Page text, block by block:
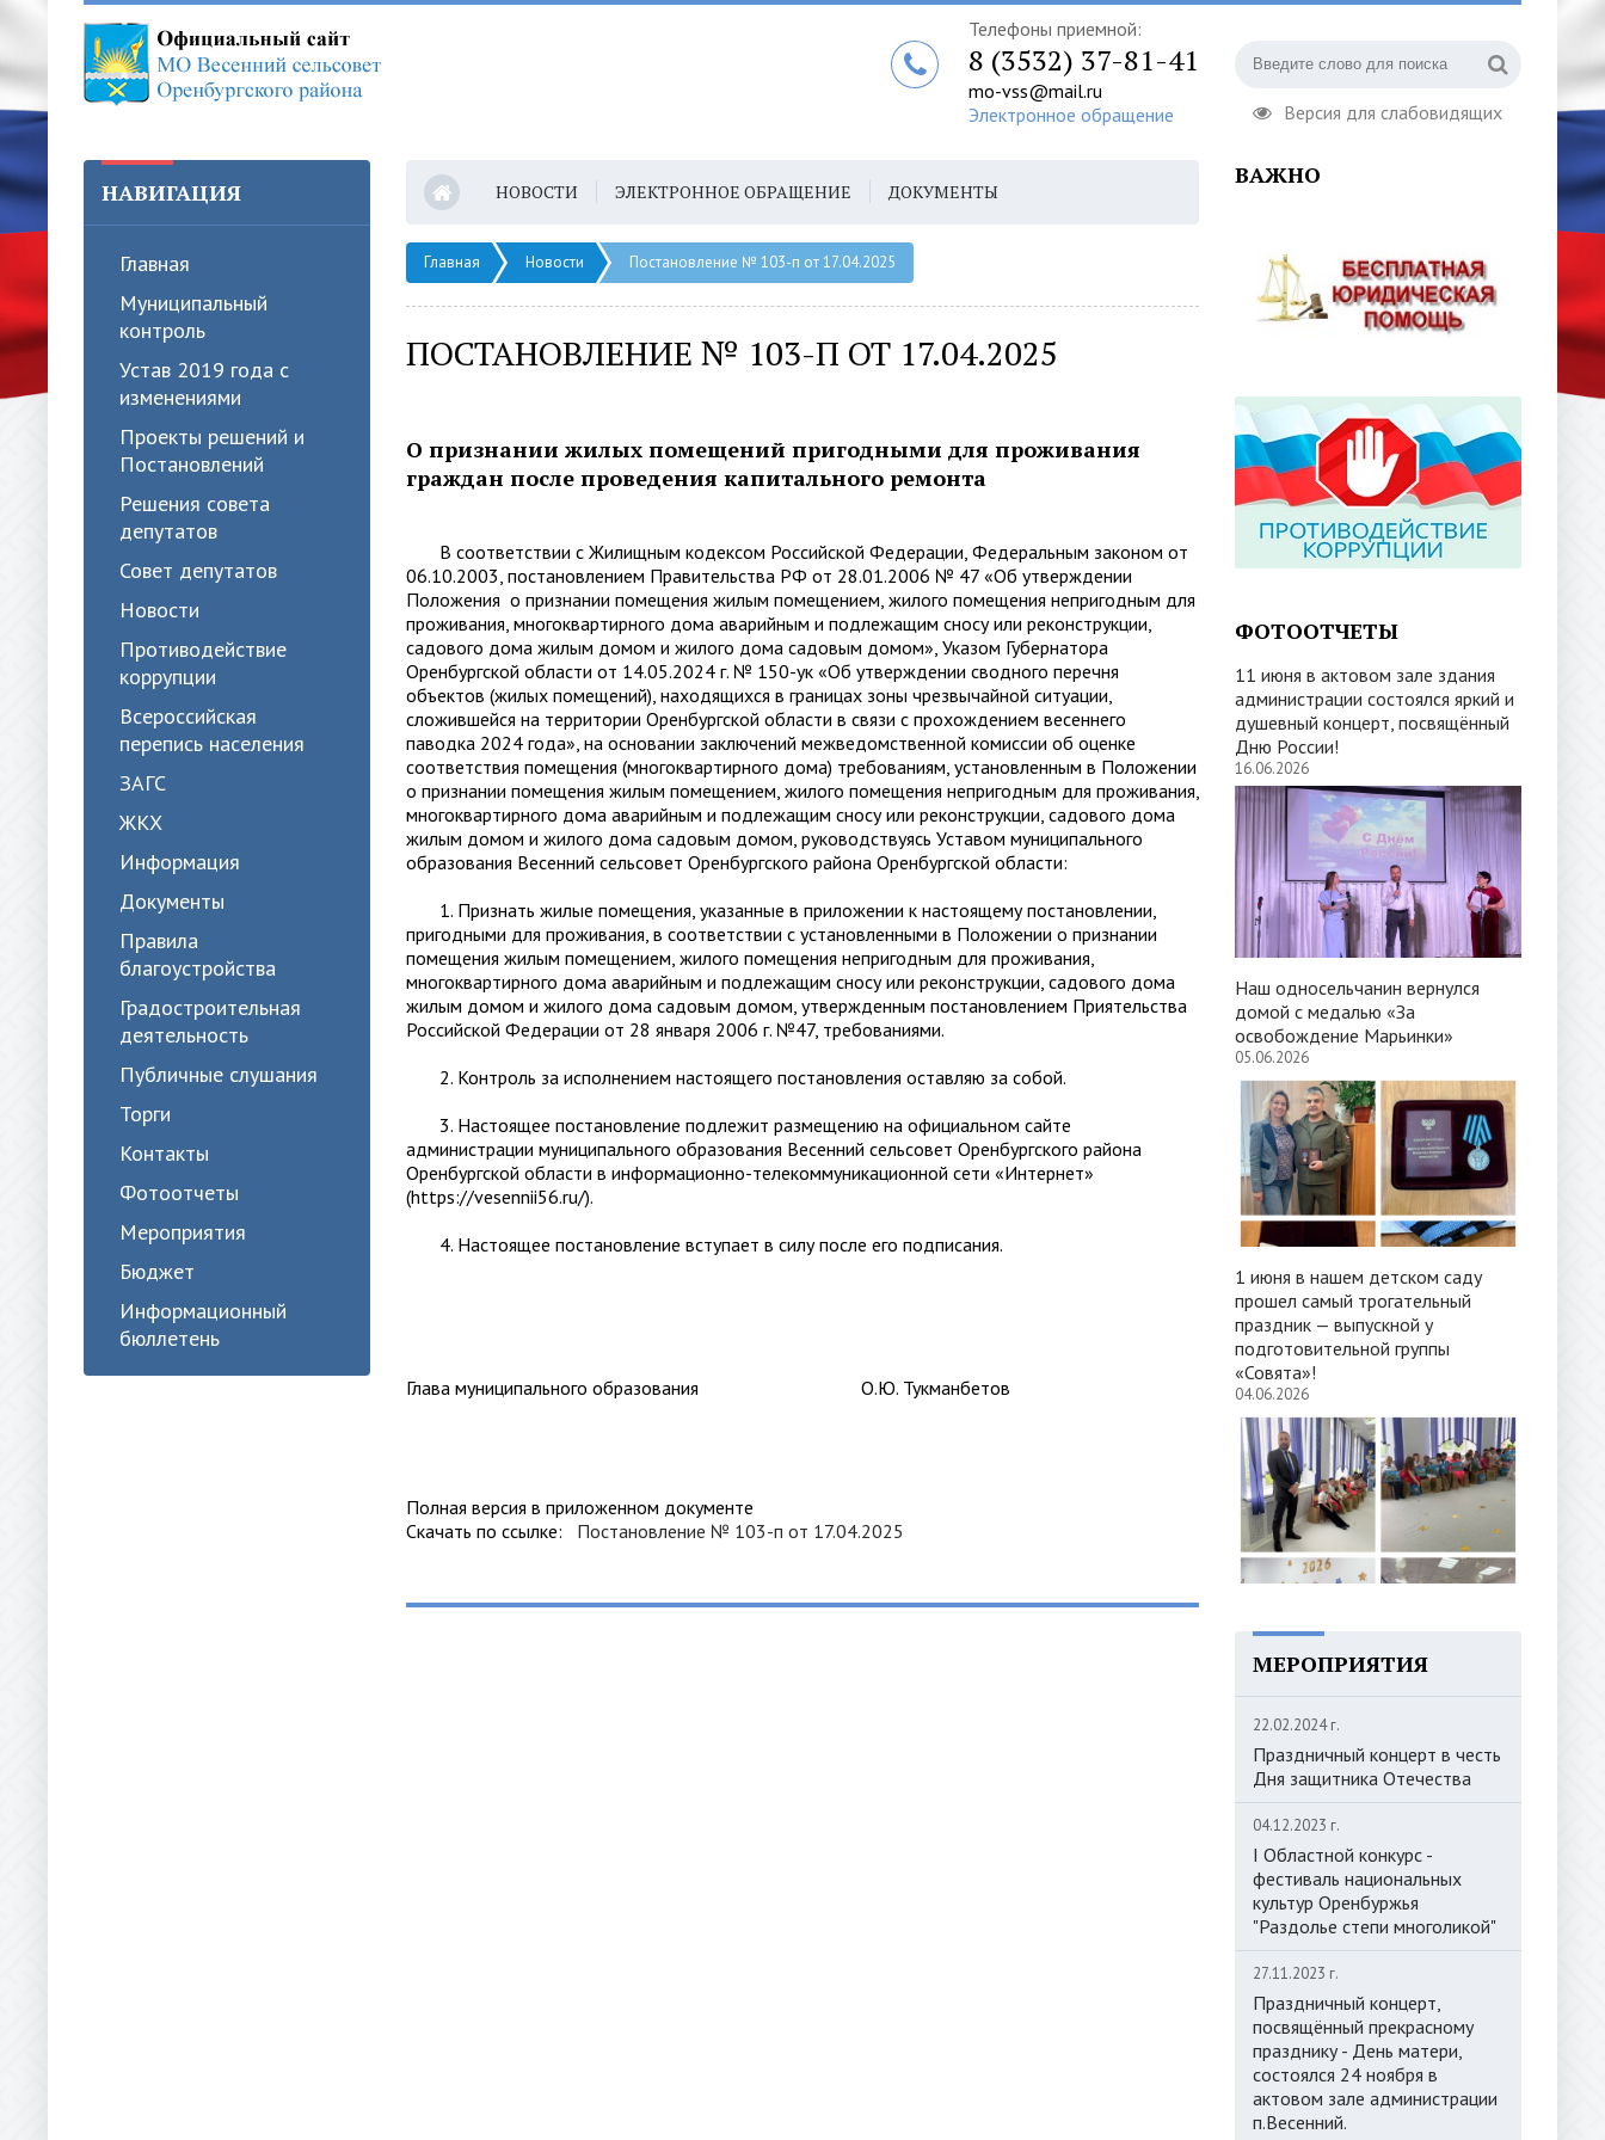
Версия для слабовидящих
Телефоны приемной:
8 (3532) 37-81-41
mo-vss@mail.ru
Электронное обращение
НАВИГАЦИЯ
Главная
Муниципальный
контроль
Устав 2019 года с
изменениями
Проекты решений и
Постановлений
Решения совета
депутатов
Совет депутатов
Новости
Противодействие
коррупции
Всероссийская
перепись населения
ЗАГС
ЖКХ
Информация
Документы
Правила
благоустройства
Градостроительная
деятельность
Публичные слушания
Торги
Контакты
Фотоотчеты
Мероприятия
Бюджет
Информационный
бюллетень
НОВОСТИ ЭЛЕКТРОННОЕ ОБРАЩЕНИЕ ДОКУМЕНТЫ
Главная Новости Постановление № 103-п от 17.04.2025
ПОСТАНОВЛЕНИЕ № 103-П ОТ 17.04.2025
О признании жилых помещений пригодными для проживания
граждан после проведения капитального ремонта
В соответствии с Жилищным кодексом Российской Федерации, Федеральным законом от
06.10.2003, постановлением Правительства РФ от 28.01.2006 № 47 «Об утверждении
Положения о признании помещения жилым помещением, жилого помещения непригодным для
проживания, многоквартирного дома аварийным и подлежащим сносу или реконструкции,
садового дома жилым домом и жилого дома садовым домом», Указом Губернатора
Оренбургской области от 14.05.2024 г. № 150-ук «Об утверждении сводного перечня
объектов (жилых помещений), находящихся в границах зоны чрезвычайной ситуации,
сложившейся на территории Оренбургской области в связи с прохождением весеннего
паводка 2024 года», на основании заключений межведомственной комиссии об оценке
соответствия помещения (многоквартирного дома) требованиям, установленным в Положении
о признании помещения жилым помещением, жилого помещения непригодным для проживания,
многоквартирного дома аварийным и подлежащим сносу или реконструкции, садового дома
жилым домом и жилого дома садовым домом, руководствуясь Уставом муниципального
образования Весенний сельсовет Оренбургского района Оренбургской области:
1. Признать жилые помещения, указанные в приложении к настоящему постановлении,
пригодными для проживания, в соответствии с установленными в Положении о признании
помещения жилым помещением, жилого помещения непригодным для проживания,
многоквартирного дома аварийным и подлежащим сносу или реконструкции, садового дома
жилым домом и жилого дома садовым домом, утвержденным постановлением Приятельства
Российской Федерации от 28 января 2006 г. №47, требованиями.
2. Контроль за исполнением настоящего постановления оставляю за собой.
3. Настоящее постановление подлежит размещению на официальном сайте
администрации муниципального образования Весенний сельсовет Оренбургского района
Оренбургской области в информационно-телекоммуникационной сети «Интернет»
(https://vesennii56.ru/).
4. Настоящее постановление вступает в силу после его подписания.
Глава муниципального образования О.Ю. Тукманбетов
Полная версия в приложенном документе
Скачать по ссылке: Постановление № 103-п от 17.04.2025
ВАЖНО
ФОТООТЧЕТЫ
11 июня в актовом зале здания
администрации состоялся яркий и
душевный концерт, посвящённый
Дню России!
16.06.2026
Наш односельчанин вернулся
домой с медалью «За
освобождение Марьинки»
05.06.2026
1 июня в нашем детском саду
прошел самый трогательный
праздник — выпускной у
подготовительной группы
«Совята»!
04.06.2026
МЕРОПРИЯТИЯ
22.02.2024 г.
Праздничный концерт в честь
Дня защитника Отечества
04.12.2023 г.
I Областной конкурс -
фестиваль национальных
культур Оренбуржья
"Раздолье степи многоликой"
27.11.2023 г.
Праздничный концерт,
посвящённый прекрасному
празднику - День матери,
состоялся 24 ноября в
актовом зале администрации
п.Весенний.